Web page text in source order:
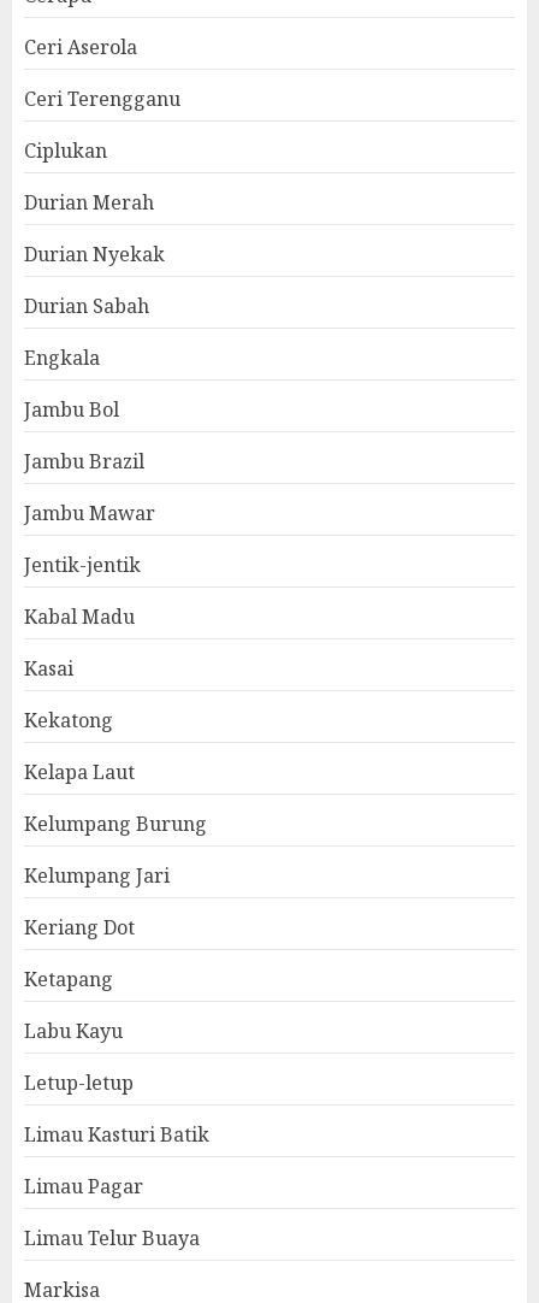
Ceri Aserola
Ceri Terengganu
Ciplukan
Durian Merah
Durian Nyekak
Durian Sabah
Engkala
Jambu Bol
Jambu Brazil
Jambu Mawar
Jentik-jentik
Kabal Madu
Kasai
Kekatong
Kelapa Laut
Kelumpang Burung
Kelumpang Jari
Keriang Dot
Ketapang
Labu Kayu
Letup-letup
Limau Kasturi Batik
Limau Pagar
Limau Telur Buaya
Markisa